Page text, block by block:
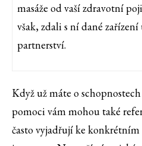
masáže od vaší zdravotní
však, zdali s ní dané
partnerství.
Když už máte o
pomoci vám mohou také
často vyjadřují ke